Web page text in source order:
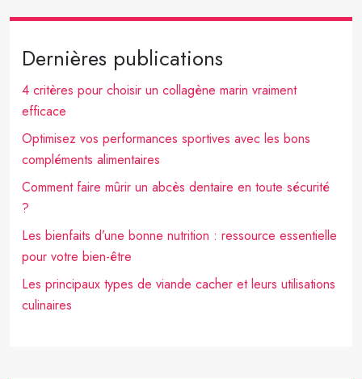
Dernières publications
4 critères pour choisir un collagène marin vraiment
efficace
Optimisez vos performances sportives avec les bons
compléments alimentaires
Comment faire mûrir un abcès dentaire en toute sécurité
?
Les bienfaits d’une bonne nutrition : ressource essentielle
pour votre bien-être
Les principaux types de viande cacher et leurs utilisations
culinaires